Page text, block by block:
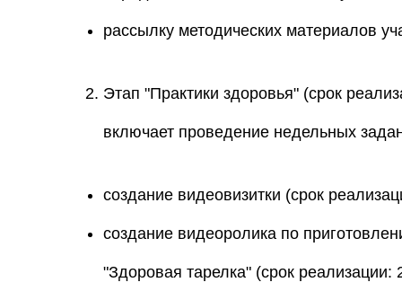
рассылку методических материалов
Этап "Практики здоровья" (срок
включает проведение недельных
создание видеовизитки (срок
создание видеоролика по
"Здоровая тарелка" (срок реализации: